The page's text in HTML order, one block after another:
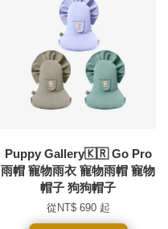
Puppy Gallery🇰🇷 Go Pro
雨帽 寵物雨衣 寵物雨帽 寵物
帽子 狗狗帽子
從 NT$ 690 起